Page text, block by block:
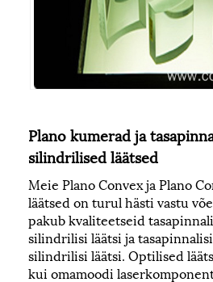
Plano kumerad ja
silindrilised läätsed
Meie Plano Convex ja Plano
läätsed on turul hästi vastu
pakub kvaliteetseid
silindrilisi läätsi ja
silindrilisi läätsi. Optilised
kui omamoodi